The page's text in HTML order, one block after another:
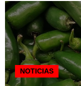
NOTICIAS